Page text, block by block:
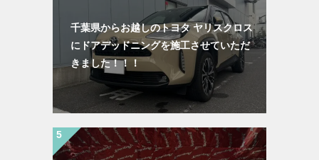
千葉県からお越しのトヨタ ヤリスクロス
にドアデッドニングを施工させていただ
きました！！！